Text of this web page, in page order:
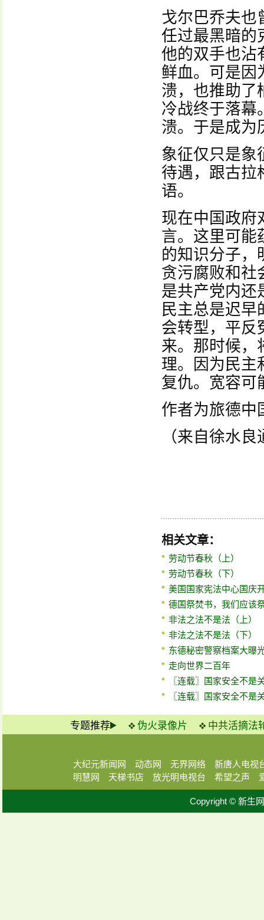
戈尔巴乔夫也
任过最黑暗的
他的双手也沾
鲜血。可是因
溃，也推助了
冷战终于落幕
溃。于是成为
象征仅只是象
待遇，跟古拉
语。
现在中国政府
言。这里可能
的知识分子，
贪污腐败和社
是共产党内还
民主总是迟早
会转型，平反
来。那时候，
理。因为民主
复仇。宽容可
作者为旅德中
（来自徐水良
相关文章：
劳动节春秋（上）
劳动节春秋（下）
美国国家宪法中心国庆
德国祭焚书，我们应该
非法之法不是法（上）
非法之法不是法（下）
东德秘密警察档案大曝
走向世界二百年
〖连载〗国家安全不是
〖连载〗国家安全不是
专题推荐 伪火录像片 中共活摘法
大纪元新闻网 动态网 无界网络
新唐人电视
明慧网
天梯书店 放光明电视台 希望之声
Copyright © 新生